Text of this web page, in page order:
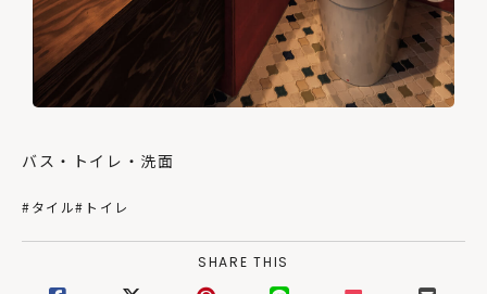
バス・トイレ・洗面
#タイル#トイレ
SHARE THIS